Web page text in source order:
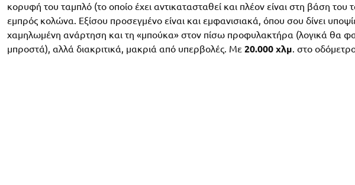
κορυφή του ταμπλό (το οποίο έχει αντικατασταθεί και πλέον είναι στη βάση του
εμπρός κολώνα. Εξίσου προσεγμένο είναι και εμφανισιακά, όπου σου δίνει
χαμηλωμένη ανάρτηση και τη «μπούκα» στον πίσω προφυλακτήρα (λογικά θα
μπροστά), αλλά διακριτικά, μακριά από υπερβολές. Με 20.000 χλμ. στο